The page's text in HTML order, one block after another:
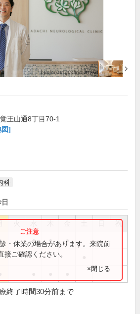
王山通8丁目70-1
]
科
祝
● ● ● ●
・休業の場合があります。来院前
接ご確認ください。
×閉じる
終了時間30分前まで